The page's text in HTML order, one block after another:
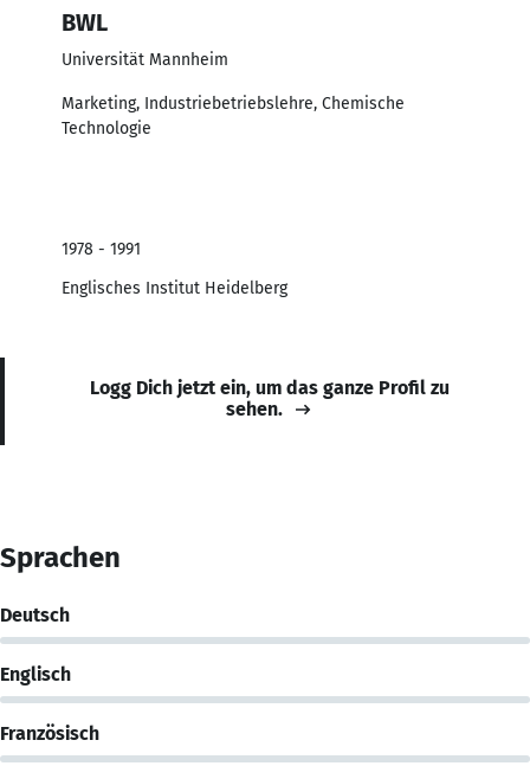
BWL
Universität Mannheim
Marketing, Industriebetriebslehre, Chemische
Technologie
1978 - 1991
Englisches Institut Heidelberg
Logg Dich jetzt ein, um das ganze Profil zu
sehen.
Sprachen
Deutsch
Englisch
Französisch